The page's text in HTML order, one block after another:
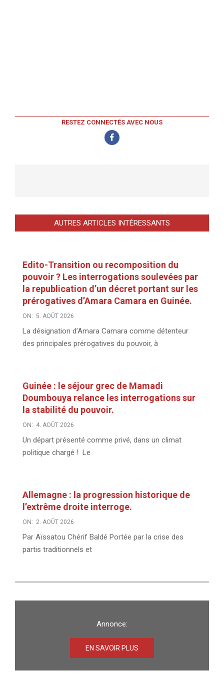
RESTEZ CONNECTÉS AVEC NOUS
AUTRES ARTICLES INTÉRESSANTS
Edito-Transition ou recomposition du
pouvoir ? Les interrogations soulevées par
la republication d’un décret portant sur les
prérogatives d’Amara Camara en Guinée.
ON: 5. AOÛT 2026
La désignation d’Amara Camara comme détenteur
des principales prérogatives du pouvoir, à
Guinée : le séjour grec de Mamadi
Doumbouya relance les interrogations sur
la stabilité du pouvoir.
ON: 4. AOÛT 2026
Un départ présenté comme privé, dans un climat
politique chargé ! Le
Allemagne : la progression historique de
l’extrême droite interroge.
ON: 2. AOÛT 2026
Par Aïssatou Chérif Baldé Portée par la crise des
partis traditionnels et
Annonce:
EN SAVOIR PLUS